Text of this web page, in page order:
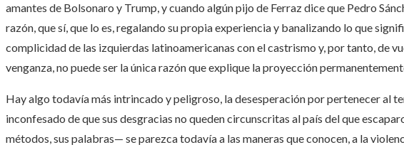
amantes de Bolsonaro y Trump, y cuando algún pijo de Ferraz dice que Pedro
razón, que sí, que lo es, regalando su propia experiencia y banalizando lo que
complicidad de las izquierdas latinoamericanas con el castrismo y, por tanto, de
venganza, no puede ser la única razón que explique la proyección
Hay algo todavía más intrincado y peligroso, la desesperación por pertenecer al
inconfesado de que sus desgracias no queden circunscritas al país del que
métodos, sus palabras— se parezca todavía a las maneras que conocen, a la